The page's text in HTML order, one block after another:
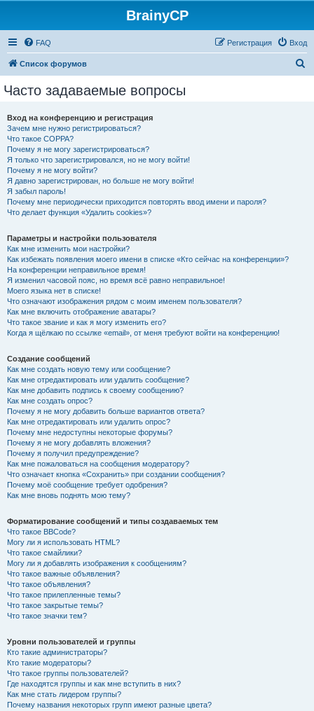
BrainyCP
FAQ Вход
Регистрация
Список форумов
Часто задаваемые вопросы
Вход на конференцию и регистрация
Зачем мне нужно регистрироваться?
Что такое COPPA?
Почему я не могу зарегистрироваться?
Я только что зарегистрировался, но не могу войти!
Почему я не могу войти?
Я давно зарегистрирован, но больше не могу войти!
Я забыл пароль!
Почему мне периодически приходится повторять ввод имени и пароля?
Что делает функция «Удалить cookies»?
Параметры и настройки пользователя
Как мне изменить мои настройки?
Как избежать появления моего имени в списке «Кто сейчас на конференции»?
На конференции неправильное время!
Я изменил часовой пояс, но время всё равно неправильное!
Моего языка нет в списке!
Что означают изображения рядом с моим именем пользователя?
Как мне включить отображение аватары?
Что такое звание и как я могу изменить его?
Когда я щёлкаю по ссылке «email», от меня требуют войти на конференцию!
Создание сообщений
Как мне создать новую тему или сообщение?
Как мне отредактировать или удалить сообщение?
Как мне добавить подпись к своему сообщению?
Как мне создать опрос?
Почему я не могу добавить больше вариантов ответа?
Как мне отредактировать или удалить опрос?
Почему мне недоступны некоторые форумы?
Почему я не могу добавлять вложения?
Почему я получил предупреждение?
Как мне пожаловаться на сообщения модератору?
Что означает кнопка «Сохранить» при создании сообщения?
Почему моё сообщение требует одобрения?
Как мне вновь поднять мою тему?
Форматирование сообщений и типы создаваемых тем
Что такое BBCode?
Могу ли я использовать HTML?
Что такое смайлики?
Могу ли я добавлять изображения к сообщениям?
Что такое важные объявления?
Что такое объявления?
Что такое прилепленные темы?
Что такое закрытые темы?
Что такое значки тем?
Уровни пользователей и группы
Кто такие администраторы?
Кто такие модераторы?
Что такое группы пользователей?
Где находятся группы и как мне вступить в них?
Как мне стать лидером группы?
Почему названия некоторых групп имеют разные цвета?